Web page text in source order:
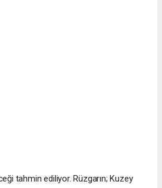
tahmin ediliyor. Rüzgarın; Kuzey